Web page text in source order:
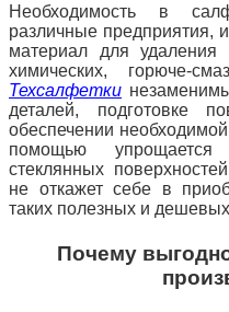
Необходимость в
различные предприятия,
материал для удаления
химических, горюче-
Техсалфетки
деталей, подготовке
обеспечении
помощью
стеклянных
не откажет себе в
таких полезных и
Почему